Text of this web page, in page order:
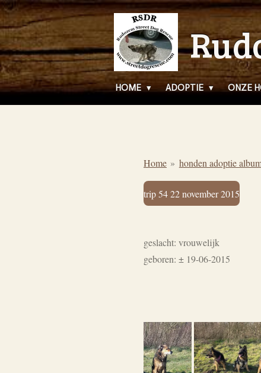
Ga
direct
naar
de
hoofdinhoud
HOME ADOPTIE ONZE
Home » honden adoptie
trip 54 22 november 2015
geslacht: vrouwelijk
geboren: ± 19-06-2015